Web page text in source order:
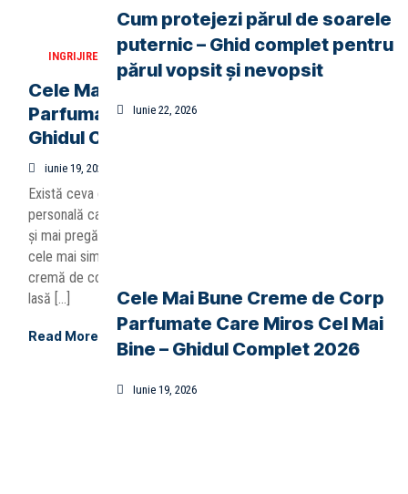
Cum protejezi părul de soarele
puternic – Ghid complet pentru
părul vopsit și nevopsit
Iunie 22, 2026
Cele Mai Bune Creme de Corp
Parfumate Care Miros Cel Mai
Bine – Ghidul Complet 2026
Iunie 19, 2026
INGRIJIRE
Cele Mai Bune Creme de Corp
Parfumate Care Miros Cel Mai Bine –
Ghidul Complet 2026
iunie 19, 2026
Există ceva cu adevărat special în ritualul de îngrijire
personală care ne face să ne simțim mai bine, mai încrezători
și mai pregătiți pentru orice provocare a zilei. Iar una dintre
cele mai simple plăceri ale vieții este aceea de a vâna o
cremă de corp care nu doar că hidratează pielea perfect, dar
lasă […]
Read More